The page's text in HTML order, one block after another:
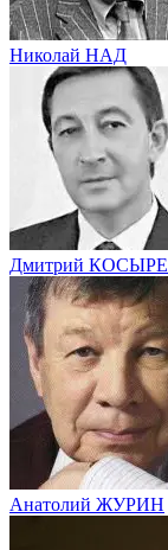
Николай НАД
Дмитрий
Анатолий ЖУРИН